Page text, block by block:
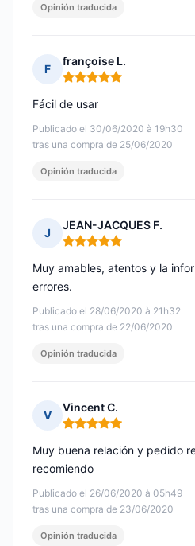
Opinión traducida
F
françoise L.
Nota: 5 de 5
Publicado el 30/06/2020 à 19h30
tras una compra de 25/06/2020
Fácil de usar
Opinión traducida
J
JEAN-JACQUES F.
Nota: 5 de 5
Publicado el 28/06/2020 à 21h32
tras una compra de 22/06/2020
Muy amables, atentos y la
errores.
Opinión traducida
V
Vincent C.
Nota: 5 de 5
Publicado el 26/06/2020 à 05h49
tras una compra de 23/06/2020
Muy buena relación y pedido
recomiendo
Opinión traducida